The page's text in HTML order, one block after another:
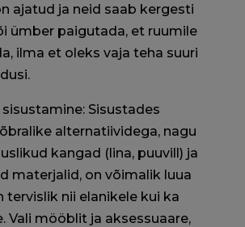
ajatud ja neid saab kergesti
ümber paigutada, et ruumile
ilma et oleks vaja teha suuri
Sisustades
alternatiividega, nagu
kangad (lina, puuvill) ja
materjalid, on võimalik luua
tervislik nii elanikele kui ka
Vali mööblit ja aksessuaare,